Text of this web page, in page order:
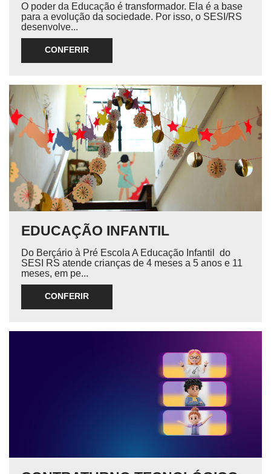
O poder da Educação é transformador. Ela é a base
para a evolução da sociedade. Por isso, o SESI/RS
desenvolve...
CONFERIR
EDUCAÇÃO INFANTIL
Do Berçário à Pré Escola A Educação Infantil do
SESI RS atende crianças de 4 meses a 5 anos e 11
meses, em pe...
CONFERIR